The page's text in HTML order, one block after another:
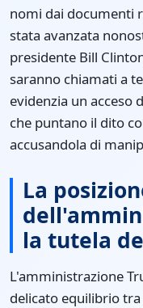
nomi dai documenti
stata avanzata
presidente Bill
saranno chiamati a
evidenzia un acceso
che puntano il dito
accusandola di
La
la tutela
L'amministrazione
delicato equilibrio